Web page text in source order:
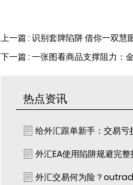
上一篇 : 识别套牌陷阱 借你一双慧
下一篇 : 一张图看商品支撑阻力：
热点资讯
给外汇跟单新手：交易亏
外汇EA使用陷阱规避完
外汇交易何为险？